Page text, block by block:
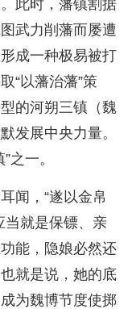
此时，藩镇割据
武力削藩而屡遭
成一种极易被打
“以藩治藩”策
的河朔三镇（魏
发展中央力量。
之一。
闻，“遂以金帛
当就是保镖、亲
能，隐娘必然还
就是说，她的底
为魏博节度使掷